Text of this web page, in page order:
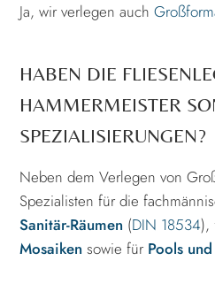
Ja, wir verlegen auch
HABEN DIE
HAMMERMEISTER
SPEZIALISIERUNGEN?
Neben dem Verlegen von
Spezialisten für die
Sanitär-Räumen (DIN 18534),
Mosaiken sowie für Pools